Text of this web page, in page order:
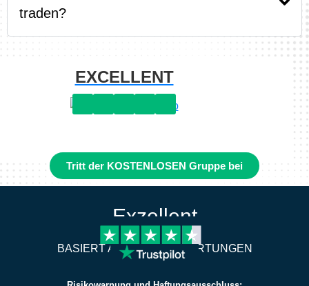
traden?
EXCELLENT
Tritt der KOSTENLOSEN Gruppe bei
Exzellent
BASIERT AUF 2.305 BEWERTUNGEN